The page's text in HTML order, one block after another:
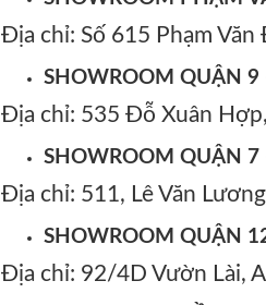
Địa chỉ: Số 615 Phạm
SHOWROOM QUẬN 9
Địa chỉ: 535 Đỗ Xuân
SHOWROOM QUẬN 7
Địa chỉ: 511, Lê Văn
SHOWROOM QUẬN
Địa chỉ: 92/4D Vườn Lài,